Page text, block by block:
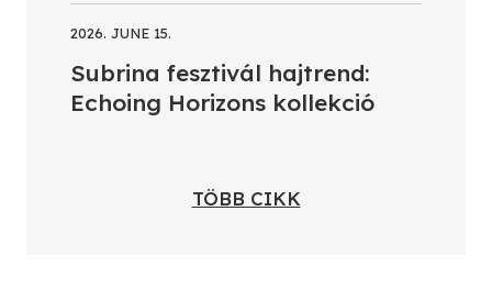
2026. JUNE 15.
Subrina fesztivál hajtrend:
Echoing Horizons kollekció
TÖBB CIKK